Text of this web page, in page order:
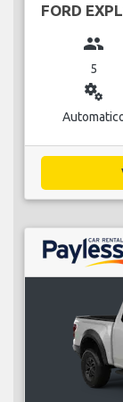
FORD
group
5
miscellaneous_services